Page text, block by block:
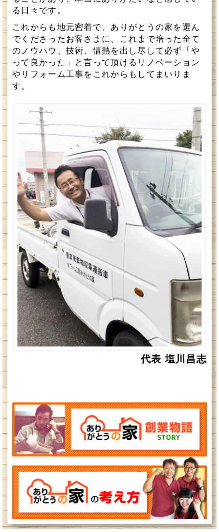
る日々です。
これからも地元密着で、ありがとうの家を選ん
でくださったお客さまに、これまで培った全て
のノウハウ、技術、情熱を出し尽して必ず「や
って良かった」と言って頂けるリノベーション
やリフォーム工事をこれからもしてまいりま
す。
代表 塩川昌志